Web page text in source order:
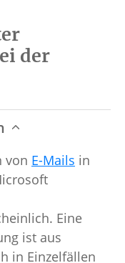
der
von E-Mails in
Eine
ist aus
in Einzelfällen